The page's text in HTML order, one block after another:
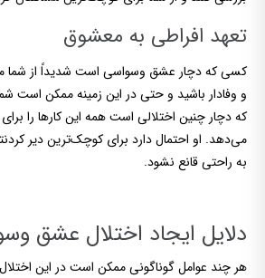
تعهد افراطی به معشوق
کسی که دچار عشق وسواسی است شدیداً از شما
و وفادار باشید و حتی در این زمینه ممکن است
که دچار چنین اختلالی است همه این کارها را
می‌دهد. او احتمال دارد برای کوچک‌ترین دیر
به راحتی قانع نشود.
دلایل ایجاد اختلال عشق
هر چند عوامل گوناگونی ممکن است در این